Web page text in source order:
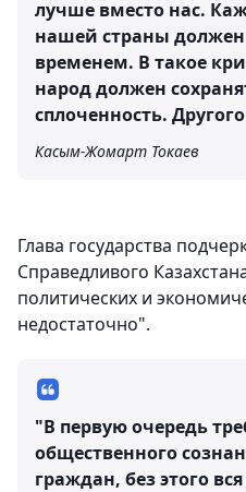
лучше вместо нас.
нашей страны должен
временем. В такое
народ должен
сплоченность.
Касым-Жомарт Токаев
Глава государства
Справедливого
политических и
недостаточно".
"В первую очередь
общественного
граждан, без этого